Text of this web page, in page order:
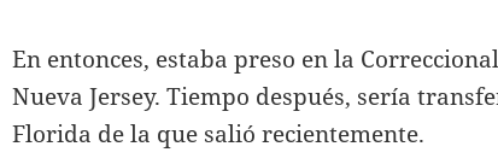
En entonces, estaba preso en la
Nueva Jersey. Tiempo después, sería
Florida de la que salió recientemente.